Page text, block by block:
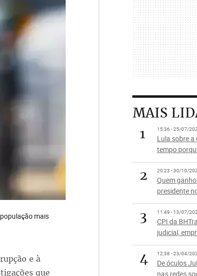
mais
e à
que
MAIS
1
15:36 - 25/07/
Lula sobre a
tempo
2 20:23 - 30/10/
Quem
presidente
3 11:49 - 13/07/
CPI da
judicial,
4 12:38 - 23/04/
De óculos
nas redes